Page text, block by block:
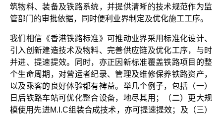
筑物料、装备及铁路系统，并提供清晰的技术规范作为监
管部门的审批依据，同时便利业界制定及优化施工工序。
我们相信《香港铁路标准》可推动业界采用标准化设计、
引入创新建造技术及物料、完善供应链及优化工序，与时
并进、提速提效。同时，亦正因新标准覆盖铁路项目的整
个生命周期，对营运者纪录、管理及维修保养铁路资产，
以及乘客的良好体验都有裨益。举几个例子，包括（一）
日后铁路车站可优化整合设备，地尽其用；（二）更大规
模使用先进M.I.C组装合成技术，亦可提速提效；及（三）